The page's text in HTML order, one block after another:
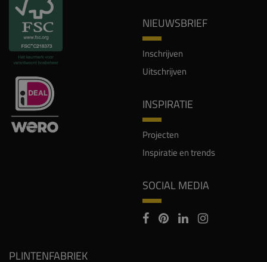
NIEUWSBRIEF
Inschrijven
Uitschrijven
INSPIRATIE
Projecten
Inspiratie en trends
SOCIAL MEDIA
PLINTENFABRIEK